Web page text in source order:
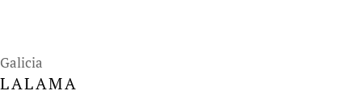
Galicia
LALAMA